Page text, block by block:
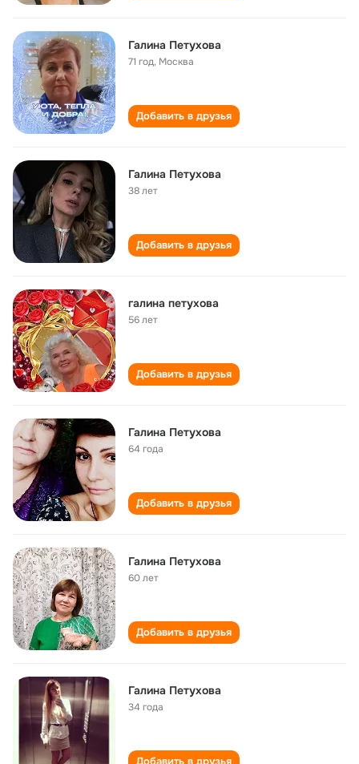
Галина Петухова
71 год, Москва
Добавить в друзья
Галина Петухова
38 лет
Добавить в друзья
галина петухова
56 лет
Добавить в друзья
Галина Петухова
64 года
Добавить в друзья
Галина Петухова
60 лет
Добавить в друзья
Галина Петухова
34 года
Добавить в друзья